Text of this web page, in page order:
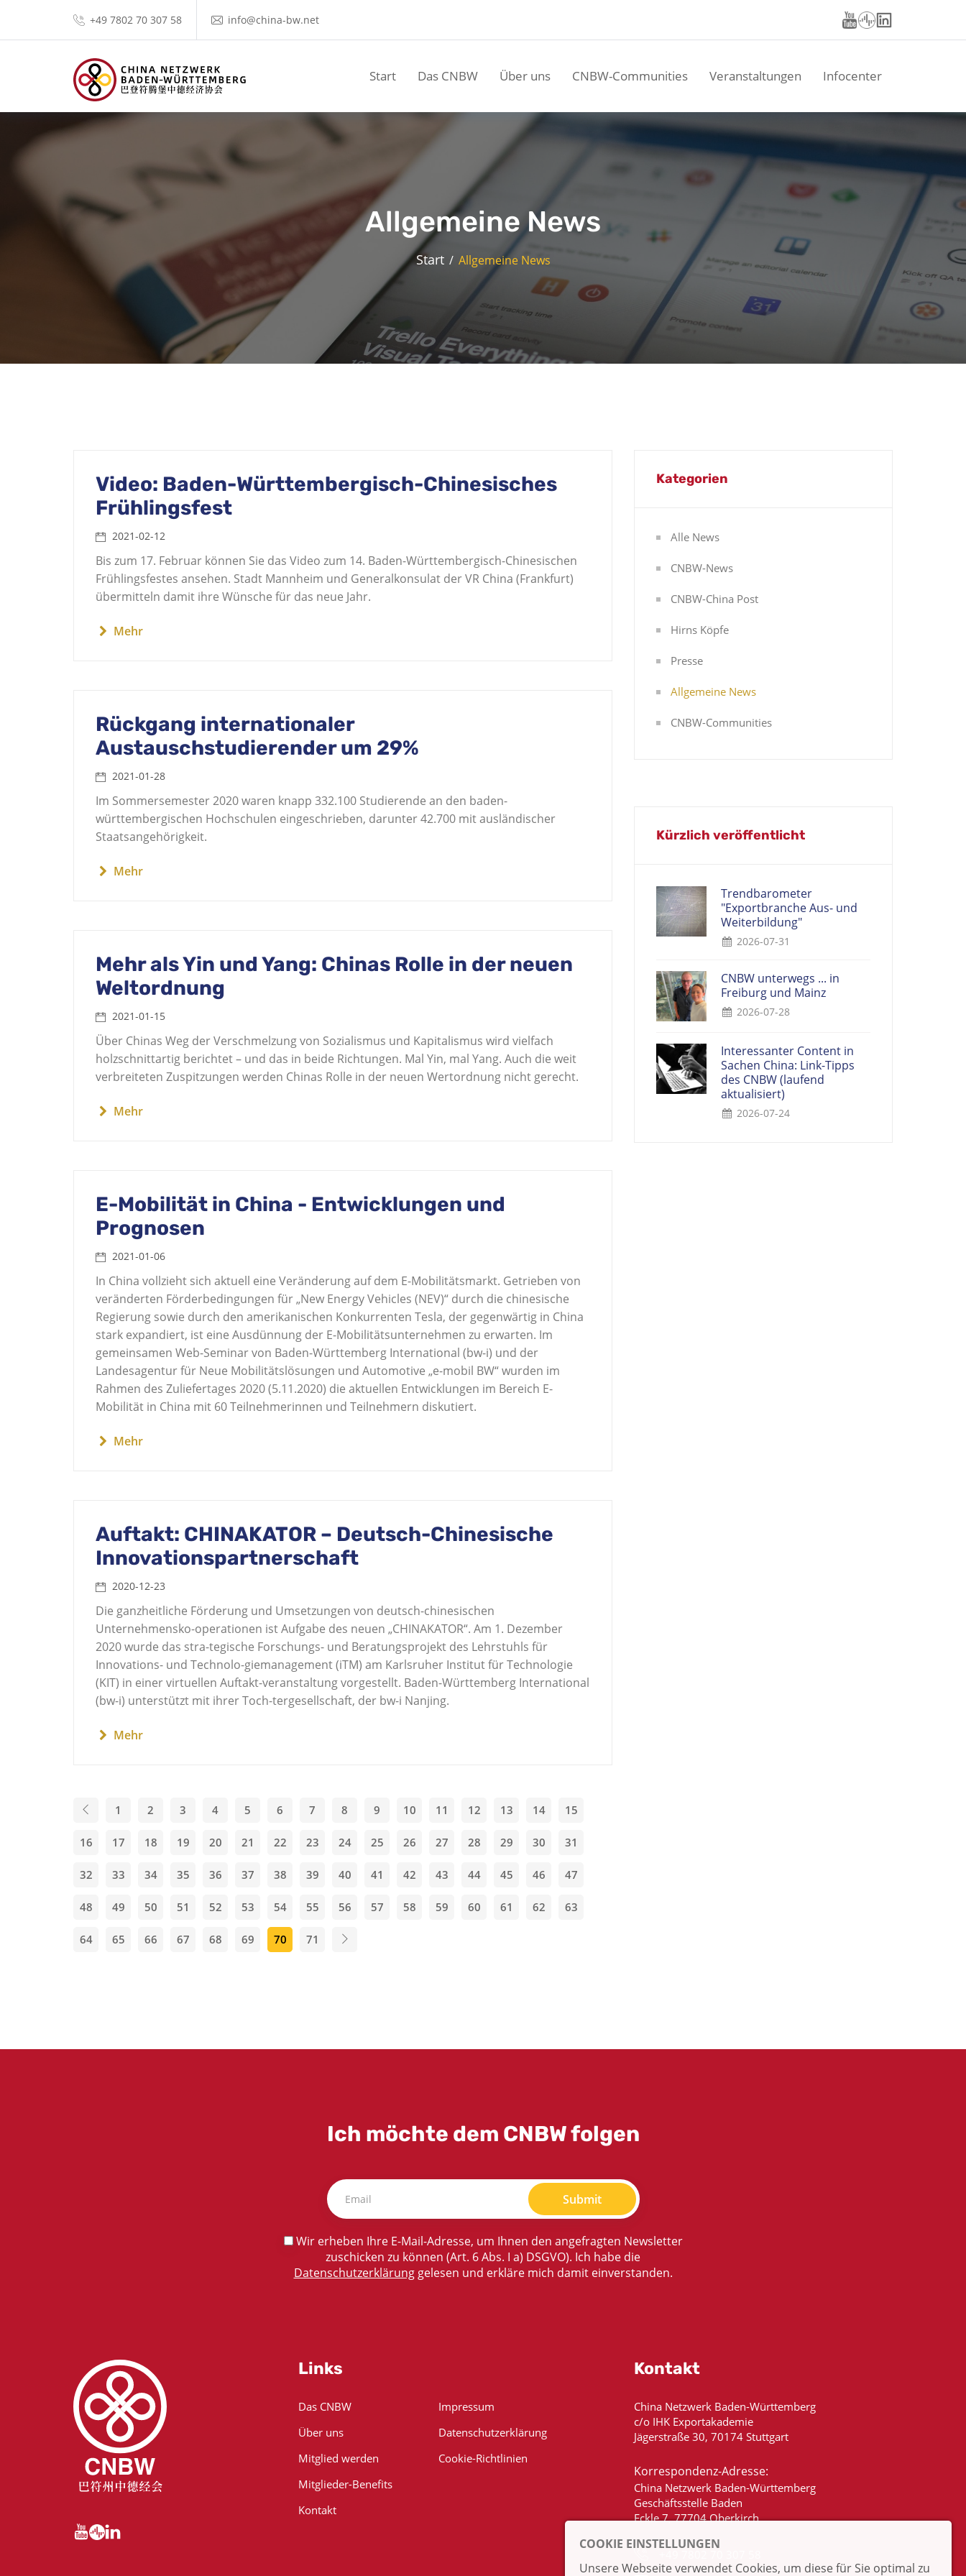
+49 7802 70 307 58 info@china-bw.net
Start Das CNBW Über uns CNBW-Communities Veranstaltungen Infocenter
Allgemeine News
Start Allgemeine News
Video: Baden-Württembergisch-Chinesisches
Frühlingsfest
2021-02-12
Bis zum 17. Februar können Sie das Video zum 14. Baden-Württembergisch-Chinesischen
Frühlingsfestes ansehen. Stadt Mannheim und Generalkonsulat der VR China (Frankfurt)
übermitteln damit ihre Wünsche für das neue Jahr.
Mehr
Rückgang internationaler
Austauschstudierender um 29%
2021-01-28
Im Sommersemester 2020 waren knapp 332.100 Studierende an den baden-
württembergischen Hochschulen eingeschrieben, darunter 42.700 mit ausländischer
Staatsangehörigkeit.
Mehr
Mehr als Yin und Yang: Chinas Rolle in der neuen
Weltordnung
2021-01-15
Über Chinas Weg der Verschmelzung von Sozialismus und Kapitalismus wird vielfach
holzschnittartig berichtet – und das in beide Richtungen. Mal Yin, mal Yang. Auch die weit
verbreiteten Zuspitzungen werden Chinas Rolle in der neuen Wertordnung nicht gerecht.
Mehr
E-Mobilität in China - Entwicklungen und
Prognosen
2021-01-06
In China vollzieht sich aktuell eine Veränderung auf dem E-Mobilitätsmarkt. Getrieben von
veränderten Förderbedingungen für „New Energy Vehicles (NEV)“ durch die chinesische
Regierung sowie durch den amerikanischen Konkurrenten Tesla, der gegenwärtig in China
stark expandiert, ist eine Ausdünnung der E-Mobilitätsunternehmen zu erwarten. Im
gemeinsamen Web-Seminar von Baden-Württemberg International (bw-i) und der
Landesagentur für Neue Mobilitätslösungen und Automotive „e-mobil BW“ wurden im
Rahmen des Zuliefertages 2020 (5.11.2020) die aktuellen Entwicklungen im Bereich E-
Mobilität in China mit 60 Teilnehmerinnen und Teilnehmern diskutiert.
Mehr
Auftakt: CHINAKATOR – Deutsch-Chinesische
Innovationspartnerschaft
2020-12-23
Die ganzheitliche Förderung und Umsetzungen von deutsch-chinesischen
Unternehmensko-operationen ist Aufgabe des neuen „CHINAKATOR“. Am 1. Dezember
2020 wurde das stra-tegische Forschungs- und Beratungsprojekt des Lehrstuhls für
Innovations- und Technolo-giemanagement (iTM) am Karlsruher Institut für Technologie
(KIT) in einer virtuellen Auftakt-veranstaltung vorgestellt. Baden-Württemberg International
(bw-i) unterstützt mit ihrer Toch-tergesellschaft, der bw-i Nanjing.
Mehr
1 2 3 4 5 6 7 8 9 10 11 12 13 14 15
16 17 18 19 20 21 22 23 24 25 26 27 28 29 30 31
32 33 34 35 36 37 38 39 40 41 42 43 44 45 46 47
48 49 50 51 52 53 54 55 56 57 58 59 60 61 62 63
64 65 66 67 68 69 70 71
Kategorien
Alle News
CNBW-News
CNBW-China Post
Hirns Köpfe
Presse
Allgemeine News
CNBW-Communities
Kürzlich veröffentlicht
Trendbarometer
"Exportbranche Aus- und
Weiterbildung"
2026-07-31
CNBW unterwegs ... in
Freiburg und Mainz
2026-07-28
Interessanter Content in
Sachen China: Link-Tipps
des CNBW (laufend
aktualisiert)
2026-07-24
Ich möchte dem CNBW folgen
Submit
Wir erheben Ihre E-Mail-Adresse, um Ihnen den angefragten Newsletter
zuschicken zu können (Art. 6 Abs. I a) DSGVO). Ich habe die
Datenschutzerklärunggelesen und erkläre mich damit einverstanden.
Links
Das CNBW
Über uns
Mitglied werden
Mitglieder-Benefits
Kontakt
Impressum
Datenschutzerklärung
Cookie-Richtlinien
Kontakt
China Netzwerk Baden-Württemberg
c/o IHK Exportakademie
Jägerstraße 30, 70174 Stuttgart
Korrespondenz-Adresse:
China Netzwerk Baden-Württemberg
Geschäftsstelle Baden
Eckle 7, 77704 Oberkirch
COOKIE EINSTELLUNGEN
Unsere Webseite verwendet Cookies, um diese für Sie optimal zu